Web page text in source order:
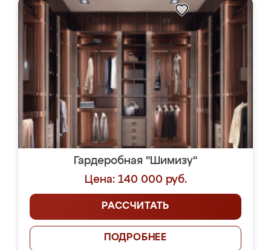
Гардеробная "Шимизу"
Цена: 140 000 руб.
РАССЧИТАТЬ
ПОДРОБНЕЕ